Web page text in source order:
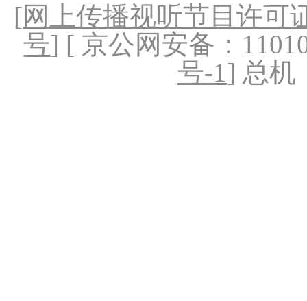
[网上传播视听节目许可
号] [ 京公网安备：
号-1] 总机